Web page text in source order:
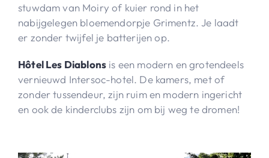
stuwdam van Moiry of kuier rond in het
nabijgelegen bloemendorpje Grimentz. Je laadt
er zonder twijfel je batterijen op.
Hôtel Les Diablons is een modern en grotendeels
vernieuwd Intersoc-hotel. De kamers, met of
zonder tussendeur, zijn ruim en modern ingericht
en ook de kinderclubs zijn om bij weg te dromen!